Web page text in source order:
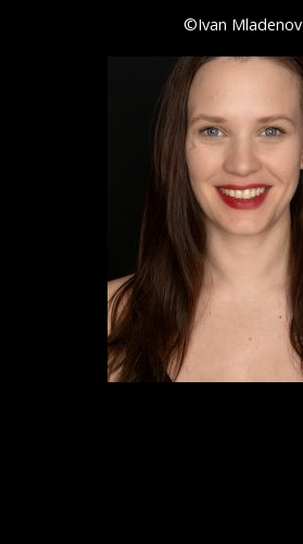
©Ivan Mladenov